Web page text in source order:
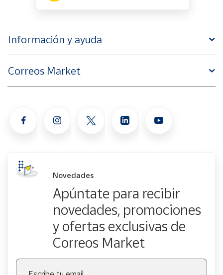
Información y ayuda
Correos Market
Novedades
Apúntate para recibir
novedades, promociones
y ofertas exclusivas de
Correos Market